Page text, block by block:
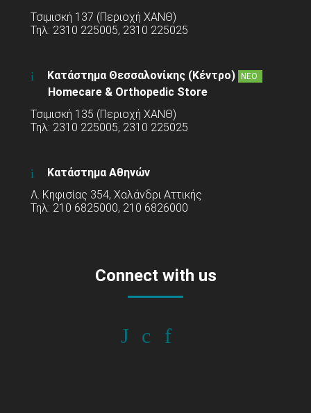
Τσιμισκή 137 (Περιοχή ΧΑΝΘ)
Τηλ: 2310 225005, 2310 225025
Κατάστημα Θεσσαλονίκης (Κέντρο) ΝΕΟ
Homecare & Orthopedic Store
Τσιμισκή 135 (Περιοχή ΧΑΝΘ)
Τηλ: 2310 225005, 2310 225025
Κατάστημα Αθηνών
Λ. Κηφισίας 354, Χαλάνδρι Αττικής
Τηλ: 210 6825000, 210 6826000
Connect with us